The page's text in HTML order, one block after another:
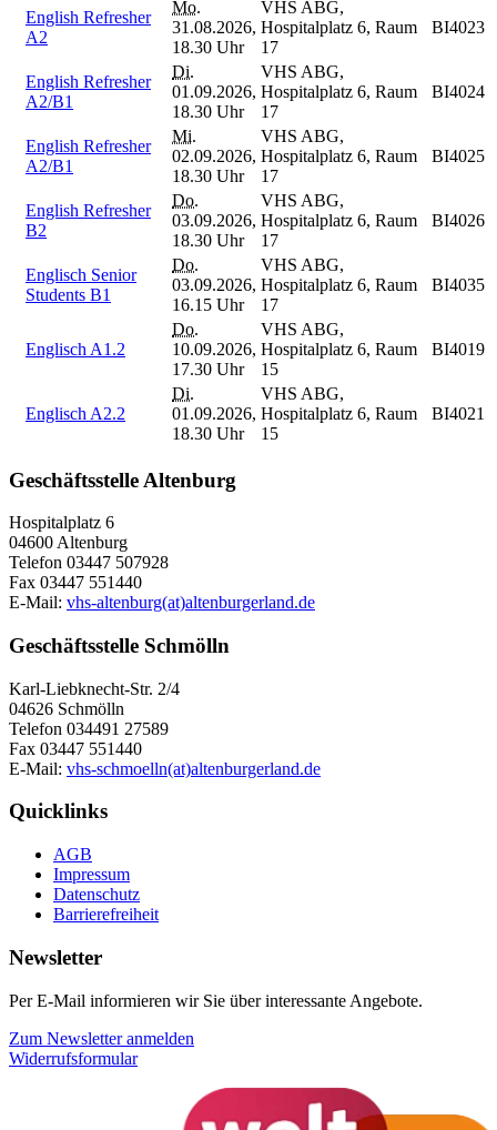
English Refresher
A2
Mo.
31.08.2026,
18.30 Uhr
VHS ABG,
Hospitalplatz 6, Raum
17
BI4023
English Refresher
A2/B1
Di.
01.09.2026,
18.30 Uhr
VHS ABG,
Hospitalplatz 6, Raum
17
BI4024
English Refresher
A2/B1
Mi.
02.09.2026,
18.30 Uhr
VHS ABG,
Hospitalplatz 6, Raum
17
BI4025
English Refresher
B2
Do.
03.09.2026,
18.30 Uhr
VHS ABG,
Hospitalplatz 6, Raum
17
BI4026
Englisch Senior
Students B1
Do.
03.09.2026,
16.15 Uhr
VHS ABG,
Hospitalplatz 6, Raum
17
BI4035
Englisch A1.2
Do.
10.09.2026,
17.30 Uhr
VHS ABG,
Hospitalplatz 6, Raum
15
BI4019
Englisch A2.2
Di.
01.09.2026,
18.30 Uhr
VHS ABG,
Hospitalplatz 6, Raum
15
BI4021
Geschäftsstelle Altenburg
Hospitalplatz 6
04600 Altenburg
Telefon 03447 507928
Fax 03447 551440
E-Mail: vhs-altenburg(at)altenburgerland.de
Geschäftsstelle Schmölln
Karl-Liebknecht-Str. 2/4
04626 Schmölln
Telefon 034491 27589
Fax 03447 551440
E-Mail: vhs-schmoelln(at)altenburgerland.de
Quicklinks
AGB
Impressum
Datenschutz
Barrierefreiheit
Newsletter
Per E-Mail informieren wir Sie über interessante Angebote.
Zum Newsletter anmelden
Widerrufsformular